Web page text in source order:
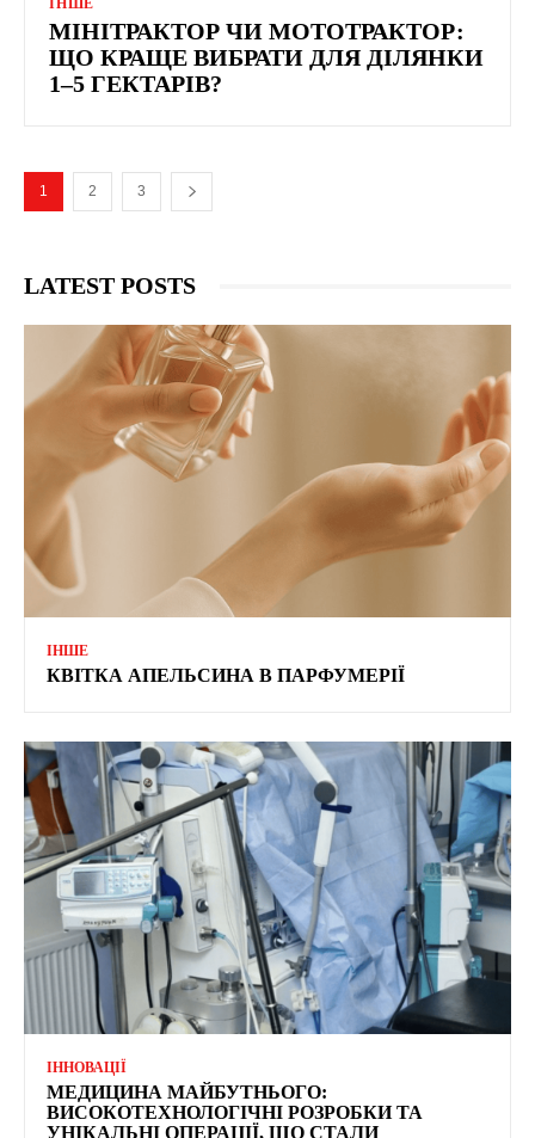
ІНШЕ
МІНІТРАКТОР ЧИ МОТОТРАКТОР:
ЩО КРАЩЕ ВИБРАТИ ДЛЯ ДІЛЯНКИ
1–5 ГЕКТАРІВ?
1 2 3
LATEST POSTS
ІНШЕ
КВІТКА АПЕЛЬСИНА В ПАРФУМЕРІЇ
ІННОВАЦІЇ
МЕДИЦИНА МАЙБУТНЬОГО:
ВИСОКОТЕХНОЛОГІЧНІ РОЗРОБКИ ТА
УНІКАЛЬНІ ОПЕРАЦІЇ, ЩО СТАЛИ